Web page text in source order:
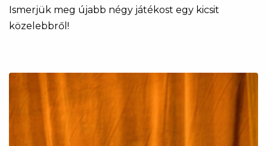
Ismerjük meg újabb négy játékost egy kicsit
közelebbről!